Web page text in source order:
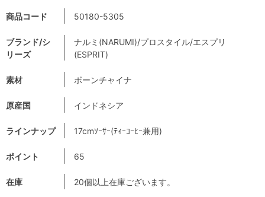
商品コード 50180-5305
ブランド/シ
リーズ
ナルミ(NARUMI)/プロスタイル/エスプリ
(ESPRIT)
素材 ボーンチャイナ
原産国 インドネシア
ラインナップ 17cmｿｰｻｰ(ﾃｨｰｺｰﾋｰ兼用)
ポイント 65
在庫 20個以上在庫ございます。